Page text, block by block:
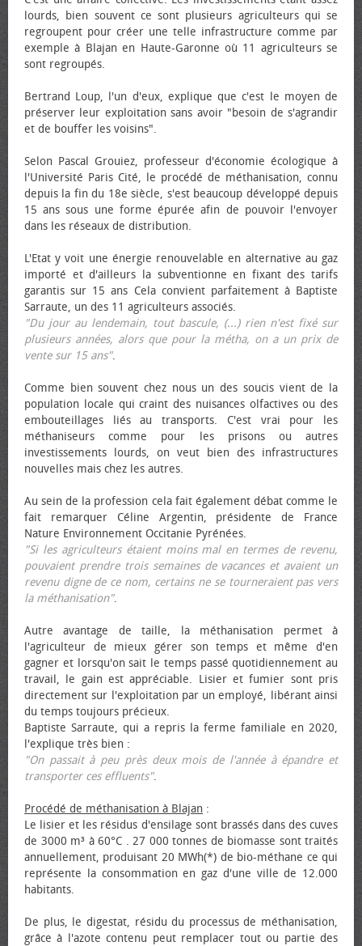
lourds, bien souvent ce sont plusieurs agriculteurs qui se
regroupent pour créer une telle infrastructure comme par
exemple à Blajan en Haute-Garonne où 11 agriculteurs se
sont regroupés.
Bertrand Loup, l'un d'eux, explique que c'est le moyen de
préserver leur exploitation sans avoir "besoin de s'agrandir
et de bouffer les voisins".
Selon Pascal Grouiez, professeur d'économie écologique à
l'Université Paris Cité, le procédé de méthanisation, connu
depuis la fin du 18e siècle, s'est beaucoup développé depuis
15 ans sous une forme épurée afin de pouvoir l'envoyer
dans les réseaux de distribution.
L'Etat y voit une énergie renouvelable en alternative au gaz
importé et d'ailleurs la subventionne en fixant des tarifs
garantis sur 15 ans Cela convient parfaitement à Baptiste
Sarraute, un des 11 agriculteurs associés.
"Du jour au lendemain, tout bascule, (...) rien n'est fixé sur
plusieurs années, alors que pour la métha, on a un prix de
vente sur 15 ans".
Comme bien souvent chez nous un des soucis vient de la
population locale qui craint des nuisances olfactives ou des
embouteillages liés au transports. C'est vrai pour les
méthaniseurs comme pour les prisons ou autres
investissements lourds, on veut bien des infrastructures
nouvelles mais chez les autres.
Au sein de la profession cela fait également débat comme le
fait remarquer Céline Argentin, présidente de France
Nature Environnement Occitanie Pyrénées.
"Si les agriculteurs étaient moins mal en termes de revenu,
pouvaient prendre trois semaines de vacances et avaient un
revenu digne de ce nom, certains ne se tourneraient pas vers
la méthanisation".
Autre avantage de taille, la méthanisation permet à
l'agriculteur de mieux gérer son temps et même d'en
gagner et lorsqu'on sait le temps passé quotidiennement au
travail, le gain est appréciable. Lisier et fumier sont pris
directement sur l'exploitation par un employé, libérant ainsi
du temps toujours précieux.
Baptiste Sarraute, qui a repris la ferme familiale en 2020,
l'explique très bien :
"On passait à peu près deux mois de l'année à épandre et
transporter ces effluents".
Procédé de méthanisation à Blajan :
Le lisier et les résidus d'ensilage sont brassés dans des cuves
de 3000 m³ à 60°C . 27 000 tonnes de biomasse sont traités
annuellement, produisant 20 MWh(*) de bio-méthane ce qui
représente la consommation en gaz d'une ville de 12.000
habitants.
De plus, le digestat, résidu du processus de méthanisation,
grâce à l'azote contenu peut remplacer tout ou partie des